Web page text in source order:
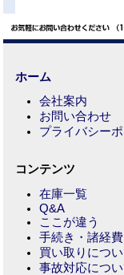
ホーム
会社案内
お問い合わせ
プライバシー
コンテンツ
在庫一覧
Q&A
ここが違う
手続き・諸経費
買い取りについ
事故対応につい